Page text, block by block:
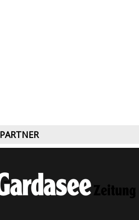
PARTNER